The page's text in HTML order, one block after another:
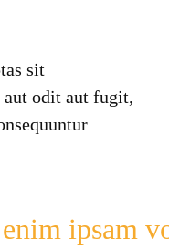
sit
aut odit aut fugit,
ipsam